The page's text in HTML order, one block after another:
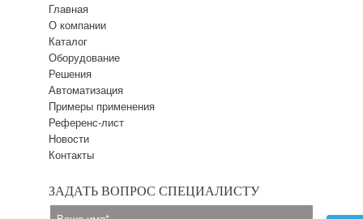
Главная
О компании
Каталог
Оборудование
Решения
Автоматизация
Примеры применения
Референс-лист
Новости
Контакты
ЗАДАТЬ ВОПРОС СПЕЦИАЛИСТУ